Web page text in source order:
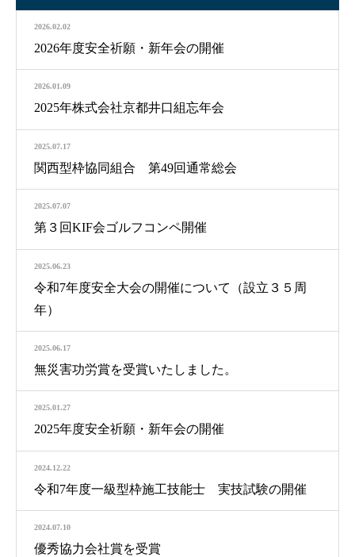
2026.02.02
2026年度安全祈願・新年会の開催
2026.01.09
2025年株式会社京都井口組忘年会
2025.07.17
関西型枠協同組合 第49回通常総会
2025.07.07
第３回KIF会ゴルフコンペ開催
2025.06.23
令和7年度安全大会の開催について（設立３５周
年）
2025.06.17
無災害功労賞を受賞いたしました。
2025.01.27
2025年度安全祈願・新年会の開催
2024.12.22
令和7年度一級型枠施工技能士 実技試験の開催
2024.07.10
優秀協力会社賞を受賞